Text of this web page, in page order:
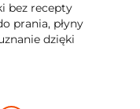
bez recepty
prania, płyny
dzięki